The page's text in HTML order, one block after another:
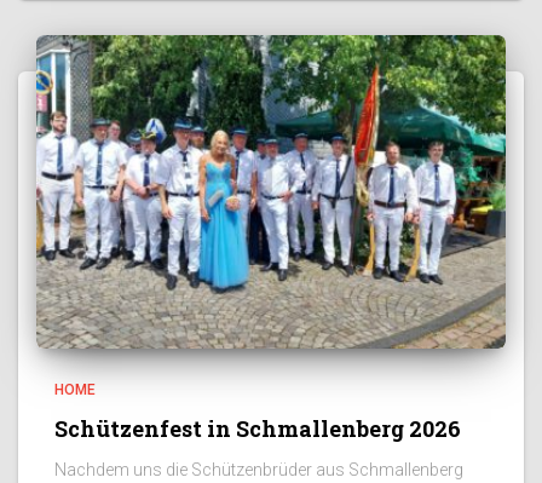
HOME
Schützenfest in Schmallenberg 2026
Nachdem uns die Schützenbrüder aus Schmallenberg